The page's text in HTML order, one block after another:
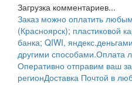
Загрузка комментариев...
Заказ можно оплатить
(Красноярск); пластиковой
банка; QIWI,
другими способами.Оплата
Оперативно отправим ваш
регионДоставка Почтой в